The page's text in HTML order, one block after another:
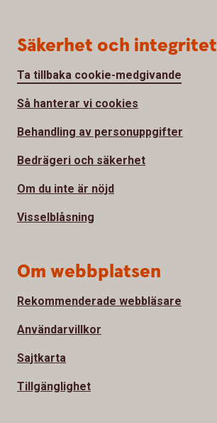
Säkerhet och integritet
Ta tillbaka cookie-medgivande
Så hanterar vi cookies
Behandling av personuppgifter
Bedrägeri och säkerhet
Om du inte är nöjd
Visselblåsning
Om webbplatsen
Rekommenderade webbläsare
Användarvillkor
Sajtkarta
Tillgänglighet